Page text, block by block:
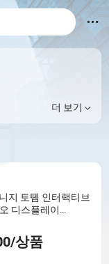
더 보기
지 토템 인터랙티브
디스플레이
상품